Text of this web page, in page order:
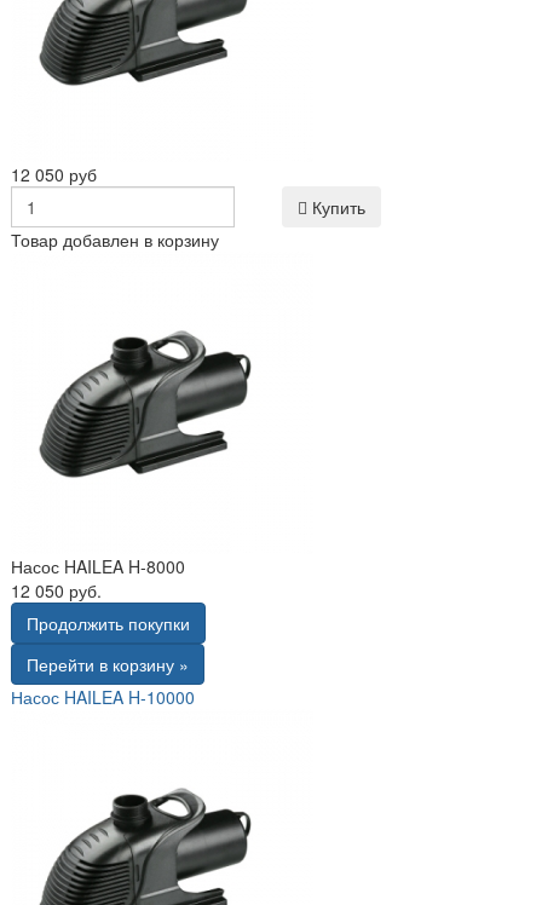
12 050 руб
Купить
Товар добавлен в корзину
Насос HAILEA H-8000
12 050 руб.
Продолжить покупки
Перейти в корзину »
Насос HAILEA H-10000